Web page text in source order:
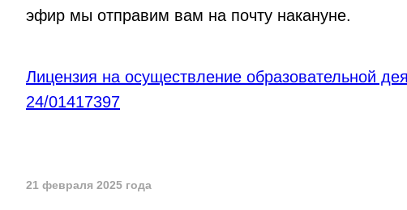
эфир мы отправим вам на почту накануне.
Лицензия на осуществление образовательной
24/01417397
21 февраля 2025 года